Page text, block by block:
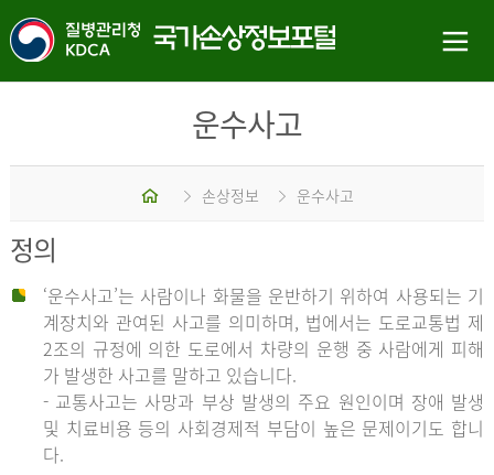
운수사고
홈 손상정보 운수사고
정의
‘운수사고’는 사람이나 화물을 운반하기 위하여 사용되는 기
계장치와 관여된 사고를 의미하며, 법에서는 도로교통법 제
2조의 규정에 의한 도로에서 차량의 운행 중 사람에게 피해
가 발생한 사고를 말하고 있습니다.
- 교통사고는 사망과 부상 발생의 주요 원인이며 장애 발생
및 치료비용 등의 사회경제적 부담이 높은 문제이기도 합니
다.